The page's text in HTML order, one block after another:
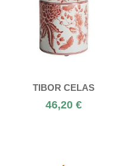
TIBOR CELAS
46,20 €